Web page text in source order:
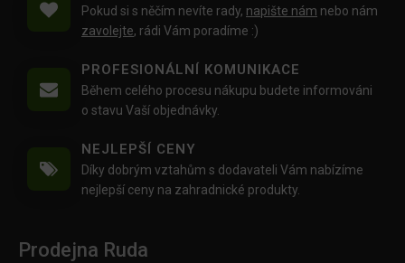
Pokud si s něčím nevíte rady, napište nám nebo nám
zavolejte, rádi Vám poradíme :)
PROFESIONÁLNÍ KOMUNIKACE
Během celého procesu nákupu budete informováni
o stavu Vaší objednávky.
NEJLEPŠÍ CENY
Díky dobrým vztahům s dodavateli Vám nabízíme
nejlepší ceny na zahradnické produkty.
Prodejna Ruda